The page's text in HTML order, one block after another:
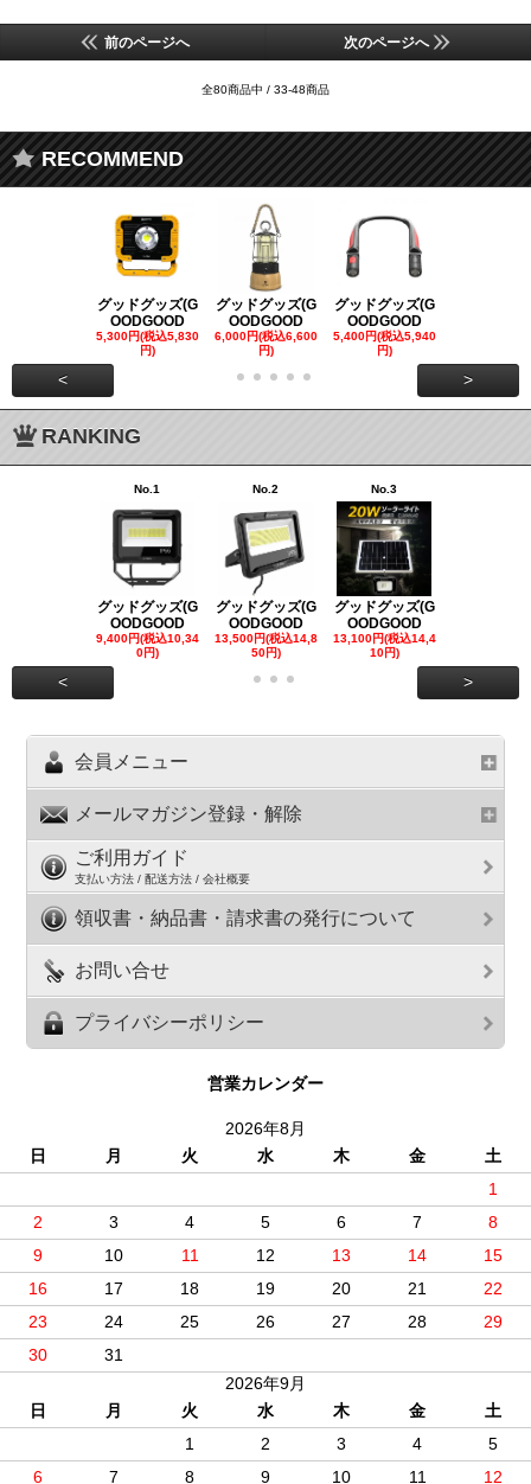
前のページへ 次のページへ
全80商品中 / 33-48商品
RECOMMEND
グッドグッズ(G
OODGOOD
5,300円(税込5,830
円)
グッドグッズ(G
OODGOOD
6,000円(税込6,600
円)
グッドグッズ(G
OODGOOD
5,400円(税込5,940
円)
< >
RANKING
No.1
グッドグッズ(G
OODGOOD
9,400円(税込10,34
0円)
No.2
グッドグッズ(G
OODGOOD
13,500円(税込14,8
50円)
No.3
グッドグッズ(G
OODGOOD
13,100円(税込14,4
10円)
< >
会員メニュー
メールマガジン登録・解除
ご利用ガイド
支払い方法 / 配送方法 / 会社概要
領収書・納品書・請求書の発行について
お問い合せ
プライバシーポリシー
営業カレンダー
2026年8月
日
月 火 水 木 金
土
1
2
3 4 5 6 7
8
9
10 11 12 13 14
15
16
17 18 19 20 21
22
23
24 25 26 27 28
29
30
31
2026年9月
日
月 火 水 木 金
土
1
2 3 4
5
6
7 8 9 10 11 12